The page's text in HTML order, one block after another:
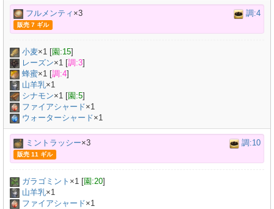
フルメンティ ×3 調:4
販売 7 ギル
小麦×1 [園:15]
レーズン×1 [調:3]
蜂蜜×1 [調:4]
山羊乳×1
シナモン×1 [園:5]
ファイアシャード×1
ウォーターシャード×1
ミントラッシー×3 調:10
販売 11 ギル
ガラゴミント ×1 [園:20]
山羊乳×1
ファイアシャード×1